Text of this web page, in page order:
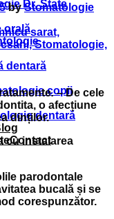
orală
dentară
copii
dentară
Contact
byStomatologie
.– De cele
o afecțiune
dinților.
cu instalarea
parodontale
bucală și se
corespunzător.